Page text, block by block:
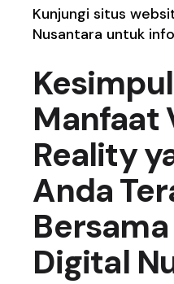
Kunjungi situs
Nusantara untuk
Manfaat
Reality
Anda
Bersama
Digital